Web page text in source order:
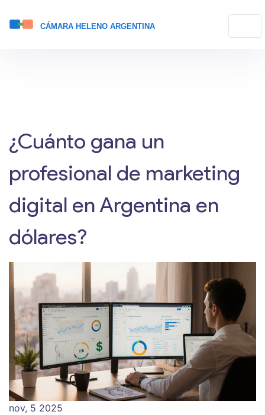
¿Cuánto gana un
profesional de marketing
digital en Argentina en
dólares?
nov, 5 2025